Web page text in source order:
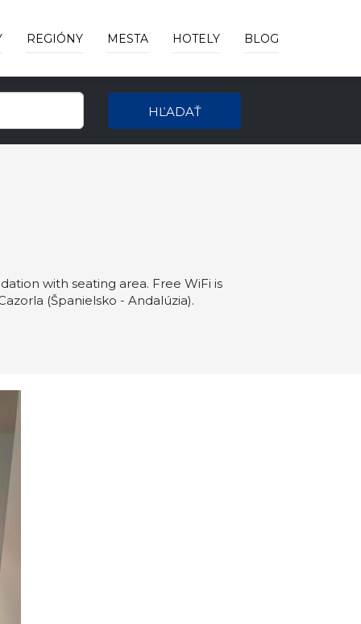
REGIÓNY MESTA HOTELY BLOG
HĽADAŤ
with seating area. Free WiFi is
(Španielsko - Andalúzia).